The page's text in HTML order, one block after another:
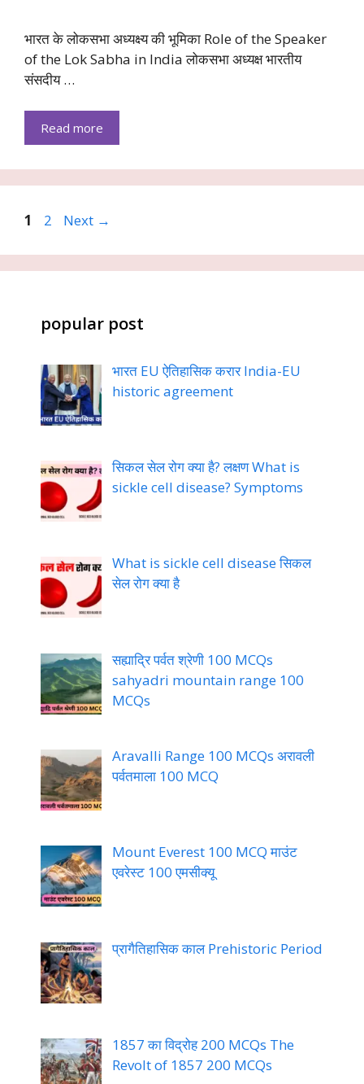
भारत के लोकसभा अध्यक्ष्य की भूमिका Role of the Speaker
of the Lok Sabha in India लोकसभा अध्यक्ष भारतीय
संसदीय …
Read more
Page
1 Page
2 Next →
popular post
भारत EU ऐतिहासिक करार India-EU
historic agreement
सिकल सेल रोग क्या है? लक्षण What is
sickle cell disease? Symptoms
What is sickle cell disease सिकल
सेल रोग क्या है
सह्याद्रि पर्वत श्रेणी 100 MCQs
sahyadri mountain range 100
MCQs
Aravalli Range 100 MCQs अरावली
पर्वतमाला 100 MCQ
Mount Everest 100 MCQ माउंट
एवरेस्ट 100 एमसीक्यू
प्रागैतिहासिक काल Prehistoric Period
1857 का विद्रोह 200 MCQs The
Revolt of 1857 200 MCQs